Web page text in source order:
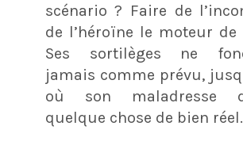
scénario ? Faire de
de l’héroïne le moteur de
Ses sortilèges ne
jamais comme prévu,
où son maladresse
quelque chose de bien réel.